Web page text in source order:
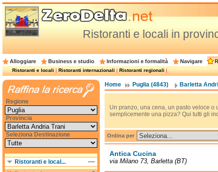
Ristoranti e locali in
Alloggiare Business e studio Informazioni e formalità Navigare
Ristoranti e locali|Ristoranti internazionali|Ristoranti regionali|
Home Puglia (4843) Barletta
Un pranzo, una cena, un pasto veloce
semplicemente una pizza? Qui tutti gli
Ordina per
Antica Cucina
via Milano 73, Barletta (BT)
Regione
Provincia
Seleziona Destinazione
Ristoranti e local...